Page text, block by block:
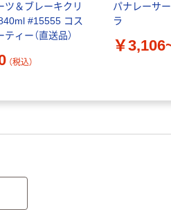
ツ＆ブレーキクリ
#15555 コス
ィー（直送品）
（税込）
パナレーサ
ラ
￥